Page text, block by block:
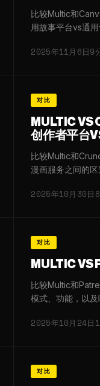
比较Multic和
用故事平台vs通用
2025年11月6日9
对比
MULTIC VS
创作者平台
比较Multic和
漫画服务之间的区
2025年10月30日
对比
MULTIC VS
比较Multic和
模式、功能，以及
2025年10月24日
对比